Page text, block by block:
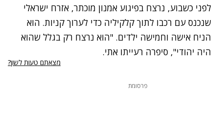
לפני כשבוע, נרצח בפיגוע אמנון מוכתר, אזרח ישראלי
שנכנס עם רכבו לתוך קלקיליה כדי לערוך קניות. הוא
הניח אישה וחמישה ילדים. "הוא נרצח רק בגלל שהוא
היה יהודי", סיפרה רעייתו אתי.
מצאתם טעות לשון?
פרסומת